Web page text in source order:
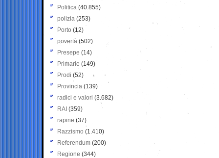
Politica (40.855)
polizia (253)
Porto (12)
povertà (502)
Presepe (14)
Primarie (149)
Prodi (52)
Provincia (139)
radici e valori (3.682)
RAI (359)
rapine (37)
Razzismo (1.410)
Referendum (200)
Regione (344)